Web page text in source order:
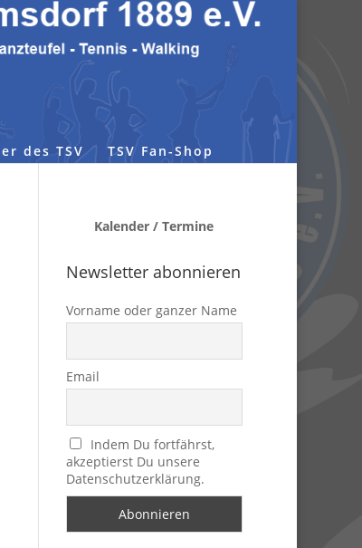
des TSV TSV Fan-Shop
Kalender / Termine
Newsletter abonnieren
Vorname oder ganzer Name
Email
Indem Du fortfährst,
akzeptierst Du unsere
Datenschutzerklärung.